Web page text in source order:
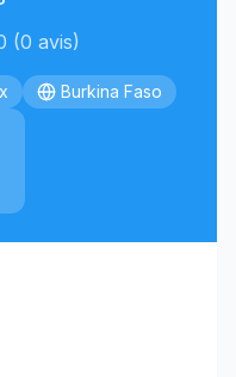
(0 avis)
Burkina Faso